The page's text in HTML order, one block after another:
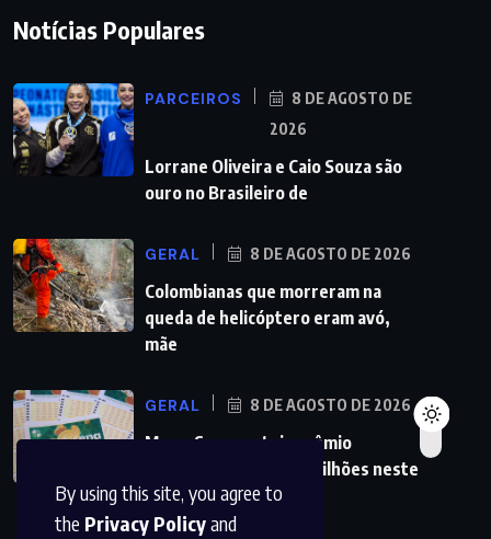
By using this site, you agree to
the Privacy Policyand
Notícias Populares
PARCEIROS
8 DE AGOSTO DE
2026
Lorrane Oliveira e Caio Souza são
ouro no Brasileiro de
GERAL 8 DE AGOSTO DE 2026
Colombianas que morreram na
queda de helicóptero eram avó,
mãe
GERAL 8 DE AGOSTO DE 2026
Mega-Sena sorteia prêmio
acumulado de R$ 165 milhões neste
domingo